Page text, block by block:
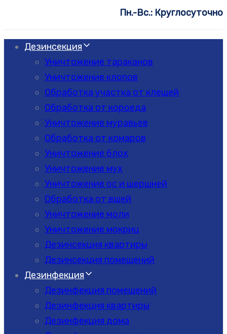
Пн.-Вс.: Круглосуточно
Дезинсекция
Уничтожение тараканов
Уничтожение клопов
Обработка участка от клещей
Обработка от короеда
Уничтожение муравьев
Обработка от комаров
Уничтожение блох
Уничтожение мух
Уничтожение ос и шершней
Обработка от вшей
Уничтожение моли
Уничтожение мокриц
Дезинсекция квартиры
Дезинсекция помещений
Дезинфекция
Дезинфекция помещений
Дезинфекция квартиры
Дезинфекция дома